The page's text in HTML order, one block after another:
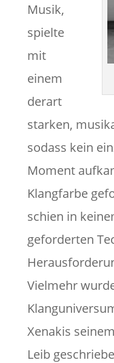
Musik,
spielte
mit
einem
derart
starken,
sodass kein
Moment
Klangfarbe
schien in
geforderten
Vielmehr
Xenakis
Leib